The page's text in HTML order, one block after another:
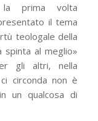
la prima volta
il tema
teologale della
spinta al meglio»
gli altri, nella
circonda non è
un qualcosa di